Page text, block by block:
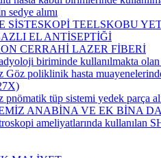
sedye alımı
SİSTESKOPİ TEELSKOBU
EL ANTİSEPTİĞİ
CERRAHİ LAZER FİBERİ
biriminde kullanılmakta
Göz poliklinik hasta
pnömatik tüp sistemi yedek parça
ANABİNA VE EK BİNA
ameliyatlarında kullanılan